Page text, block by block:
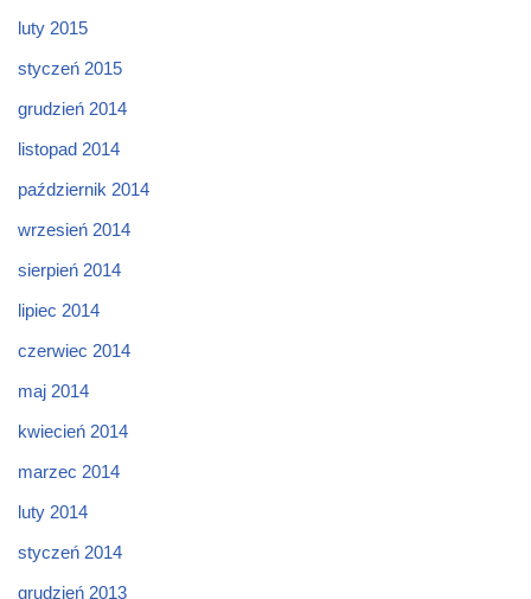
luty 2015
styczeń 2015
grudzień 2014
listopad 2014
październik 2014
wrzesień 2014
sierpień 2014
lipiec 2014
czerwiec 2014
maj 2014
kwiecień 2014
marzec 2014
luty 2014
styczeń 2014
grudzień 2013